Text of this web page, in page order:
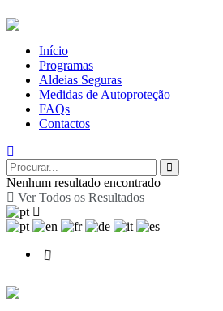
Início
Programas
Aldeias Seguras
Medidas de Autoproteção
FAQs
Contactos
Nenhum resultado encontrado
Ver Todos os Resultados